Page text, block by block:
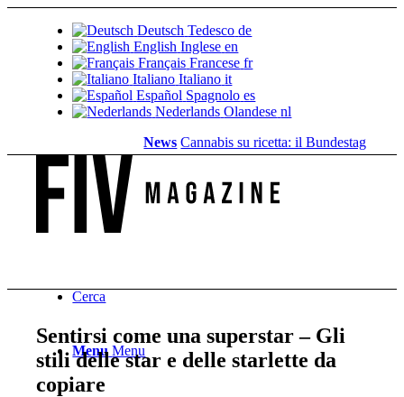
Deutsch Tedesco de
English Inglese en
Français Francese fr
Italiano Italiano it
Español Spagnolo es
Nederlands Olandese nl
News Cannabis su ricetta: il Bundestag elimina
Cerca
Menu Menu
Sentirsi come una superstar – Gli
stili delle star e delle starlette da
copiare